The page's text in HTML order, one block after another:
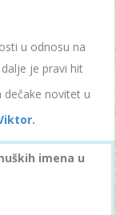
u odnosu na
je pravi hit
dečake novitet u
imena u